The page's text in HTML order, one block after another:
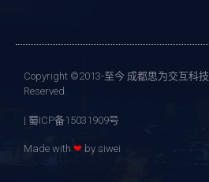
Copyright ©2013-至今 成都思为交互科
Reserved.
| 蜀ICP备15031909号
Made with ❤ by siwei